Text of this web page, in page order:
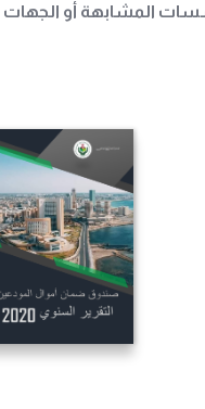
المشابهة أو الجهات